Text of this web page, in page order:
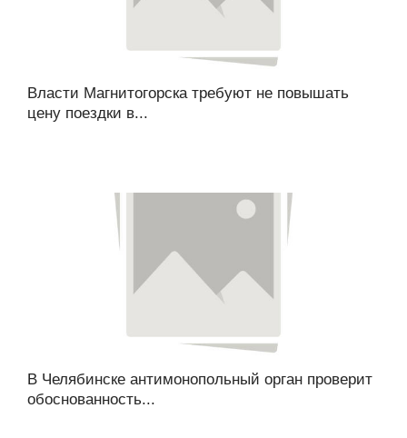
Власти Магнитогорска требуют не повышать
цену поездки в...
В Челябинске антимонопольный орган проверит
обоснованность...